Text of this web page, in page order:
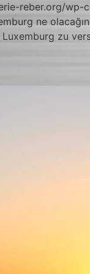
reber.org/
ne
zu